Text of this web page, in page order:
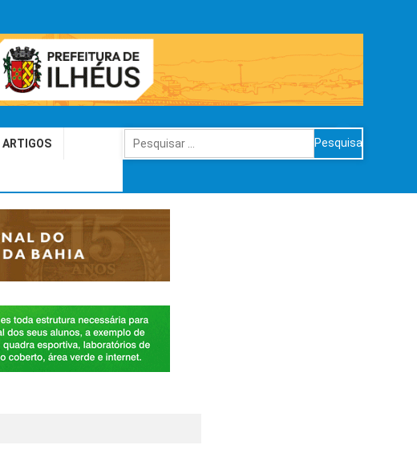
ARTIGOS
Pesquisar
por: